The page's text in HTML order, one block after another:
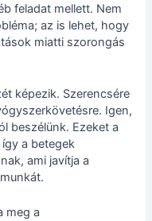
feladat mellett. Nem
az is lehet, hogy
miatti szorongás
képezik. Szerencsére
Igen,
beszélünk. Ezeket a
a betegek
ami javítja a
meg a